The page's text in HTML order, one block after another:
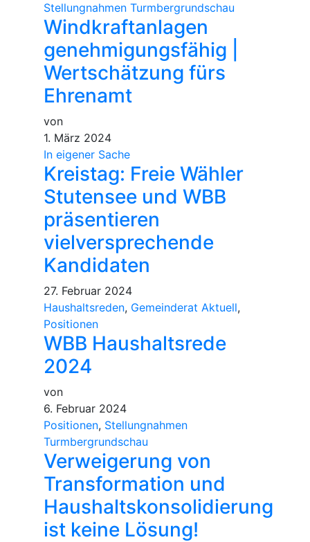
Stellungnahmen Turmbergrundschau
Windkraftanlagen
genehmigungsfähig |
Wertschätzung fürs
Ehrenamt
von
1. März 2024
In eigener Sache
Kreistag: Freie Wähler
Stutensee und WBB
präsentieren
vielversprechende
Kandidaten
27. Februar 2024
Haushaltsreden, Gemeinderat Aktuell,
Positionen
WBB Haushaltsrede
2024
von
6. Februar 2024
Positionen, Stellungnahmen
Turmbergrundschau
Verweigerung von
Transformation und
Haushaltskonsolidierung
ist keine Lösung!